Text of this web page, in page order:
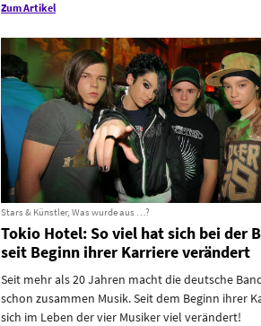
Zum Artikel
Stars & Künstler, Was wurde aus …?
Tokio Hotel: So viel hat sich bei der
seit Beginn ihrer Karriere verändert
Seit mehr als 20 Jahren macht die deutsche
schon zusammen Musik. Seit dem Beginn ihrer
sich im Leben der vier Musiker viel verändert!